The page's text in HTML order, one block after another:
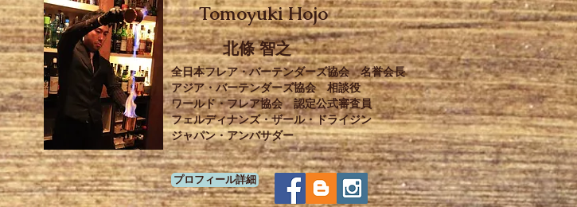
Tomoyuki Hojo
全日本フレア・バーテンダーズ協会 名誉会長
アジア・バーテンダーズ協会 相談役
ワールド・フレア協会 認定公式審査員
​フェルディナンズ・ザール・ドライジン
ジャパン・アンバサダー
プロフィール詳細
北條 智之